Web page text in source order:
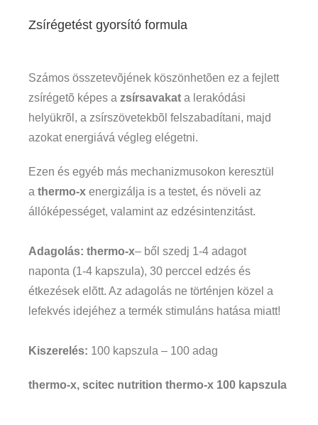
Zsírégetést gyorsító formula
Számos összetevõjének köszönhetõen ez a fejlett
zsírégetõ képes a zsírsavakat a lerakódási
helyükrõl, a zsírszövetekbõl felszabadítani, majd
azokat energiává végleg elégetni.
Ezen és egyéb más mechanizmusokon keresztül
a thermo-x energizálja is a testet, és növeli az
állóképességet, valamint az edzésintenzitást.
Adagolás: thermo-x– ből szedj 1-4 adagot
naponta (1-4 kapszula), 30 perccel edzés és
étkezések elõtt. Az adagolás ne történjen közel a
lefekvés idejéhez a termék stimuláns hatása miatt!
Kiszerelés: 100 kapszula – 100 adag
thermo-x, scitec nutrition thermo-x 100 kapszula